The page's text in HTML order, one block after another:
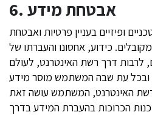
6. אבטחת מידע
ופיזיים בעניין פרטיות ואבטחת
כידוע, אחסונו והעברתו של
לרבות דרך רשת האינטרנט, לעולם
ובכל עת שבה המשתמש מוסר מידע
האינטרנט, המשתמש עושה זאת
הכרוכות בהעברת המידע בדרך